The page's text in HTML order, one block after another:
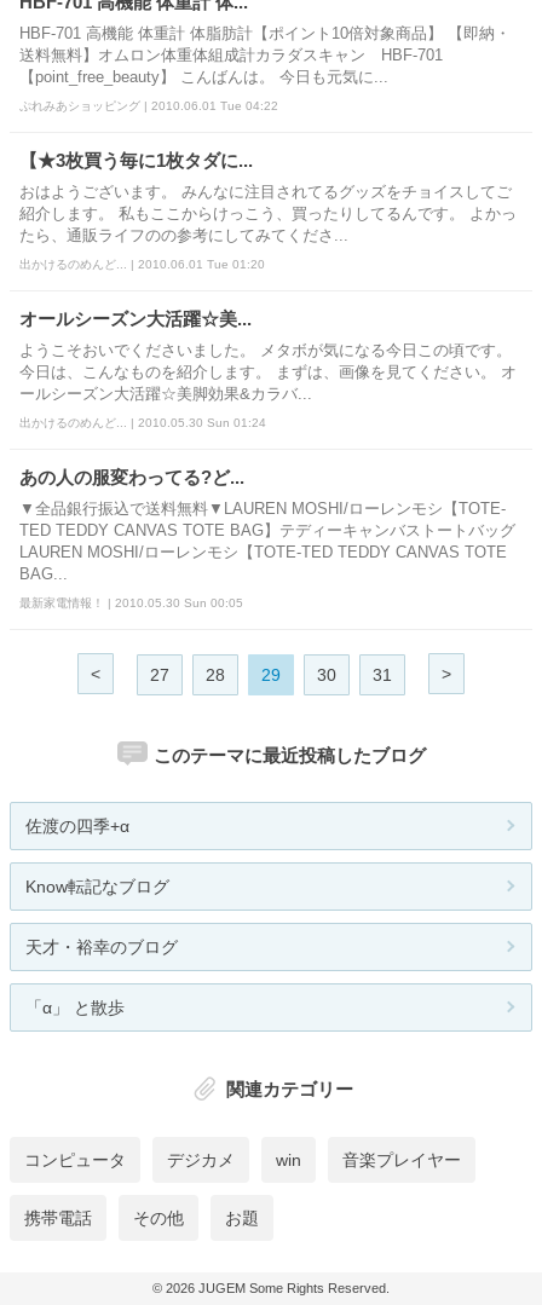
HBF-701 高機能 体重計 体脂肪計【ポイント10倍対象商品】 【即納・
送料無料】オムロン体重体組成計カラダスキャン HBF-701
【point_free_beauty】 こんばんは。 今日も元気に...
ぷれみあショッピング | 2010.06.01 Tue 04:22
【★3枚買う毎に1枚タダに...
おはようございます。 みんなに注目されてるグッズをチョイスしてご
紹介します。 私もここからけっこう、買ったりしてるんです。 よかっ
たら、通販ライフのの参考にしてみてくださ...
出かけるのめんど... | 2010.06.01 Tue 01:20
オールシーズン大活躍☆美...
ようこそおいでくださいました。 メタボが気になる今日この頃です。
今日は、こんなものを紹介します。 まずは、画像を見てください。 オ
ールシーズン大活躍☆美脚効果&カラバ...
出かけるのめんど... | 2010.05.30 Sun 01:24
あの人の服変わってる?ど...
▼全品銀行振込で送料無料▼LAUREN MOSHI/ローレンモシ【TOTE-
TED TEDDY CANVAS TOTE BAG】テディーキャンバストートバッグ
LAUREN MOSHI/ローレンモシ【TOTE-TED TEDDY CANVAS TOTE
BAG...
最新家電情報！ | 2010.05.30 Sun 00:05
< 27 28 29 30 31 >
このテーマに最近投稿したブログ
佐渡の四季+α
Know転記なブログ
天才・裕幸のブログ
「α」 と散歩
関連カテゴリー
コンピュータ デジカメ win 音楽プレイヤー
携帯電話 その他 お題
© 2026 JUGEM Some Rights Reserved.